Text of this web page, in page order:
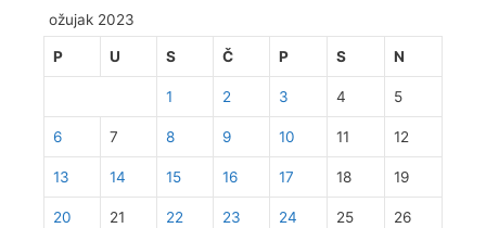
ožujak 2023
P U S Č P S N
1 2 3 4 5
6 7 8 9 10 11 12
13 14 15 16 17 18 19
20 21 22 23 24 25 26